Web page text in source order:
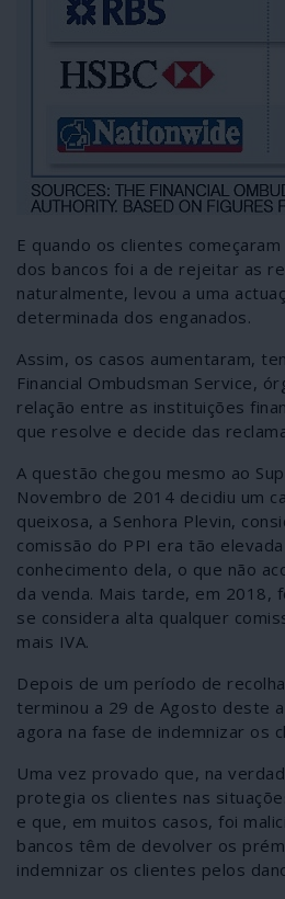
E quando os clientes
dos bancos foi a de rejeitar as
naturalmente, levou a uma
determinada dos enganados.
Assim, os casos aumentaram,
Financial Ombudsman Service,
relação entre as instituições
que resolve e decide das
A questão chegou mesmo ao
Novembro de 2014 decidiu um
queixosa, a Senhora Plevin,
comissão do PPI era tão
conhecimento dela, o que não
da venda. Mais tarde, em 2018,
se considera alta qualquer
mais IVA.
Depois de um período de
terminou a 29 de Agosto deste
agora na fase de indemnizar os
Uma vez provado que, na
protegia os clientes nas
e que, em muitos casos, foi
bancos têm de devolver os
indemnizar os clientes pelos